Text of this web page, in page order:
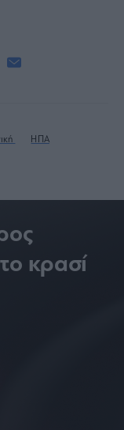
ΗΠΑ
κρασί